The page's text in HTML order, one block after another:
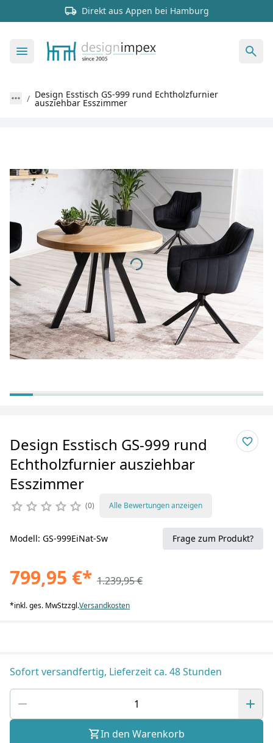
Direkt aus Appen bei Hamburg
Design Esstisch GS-999 rund Echtholzfurnier
ausziehbar Esszimmer
Design Esstisch GS-999 rund
Echtholzfurnier ausziehbar
Esszimmer
0 Alle Bewertungen anzeigen
Modell: GS-999EiNat-Sw Frage zum Produkt?
799,95 €* 1.239,95 €
*inkl. ges. MwStzzgl.Versandkosten
Sofort versandfertig, Lieferzeit ca. 48 Stunden
In den Warenkorb